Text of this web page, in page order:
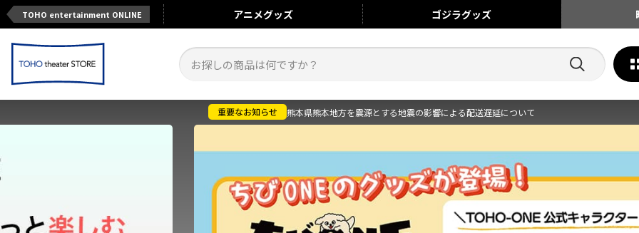
TOHO entertainment ONLINE アニメグッズ ゴジラグッズ
熊本県熊本地方を震源とする地震の影響による配送遅延について